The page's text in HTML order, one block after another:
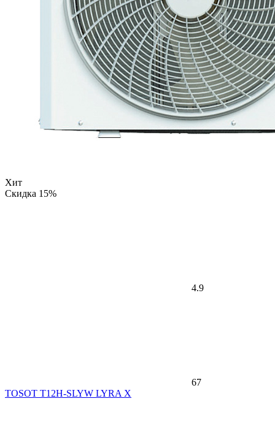
Хит
Скидка 15%
4.9
67
TOSOT T12H-SLYW LYRA X